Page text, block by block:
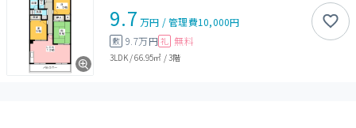
9.7 万円 /管理費10,000円
敷 9.7万円 礼 無料
3LDK/66.95㎡ /3階